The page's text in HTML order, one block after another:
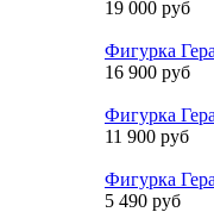
19 000 руб
Фигурка
16 900 руб
Фигурка
11 900 руб
Фигурка
5 490 руб